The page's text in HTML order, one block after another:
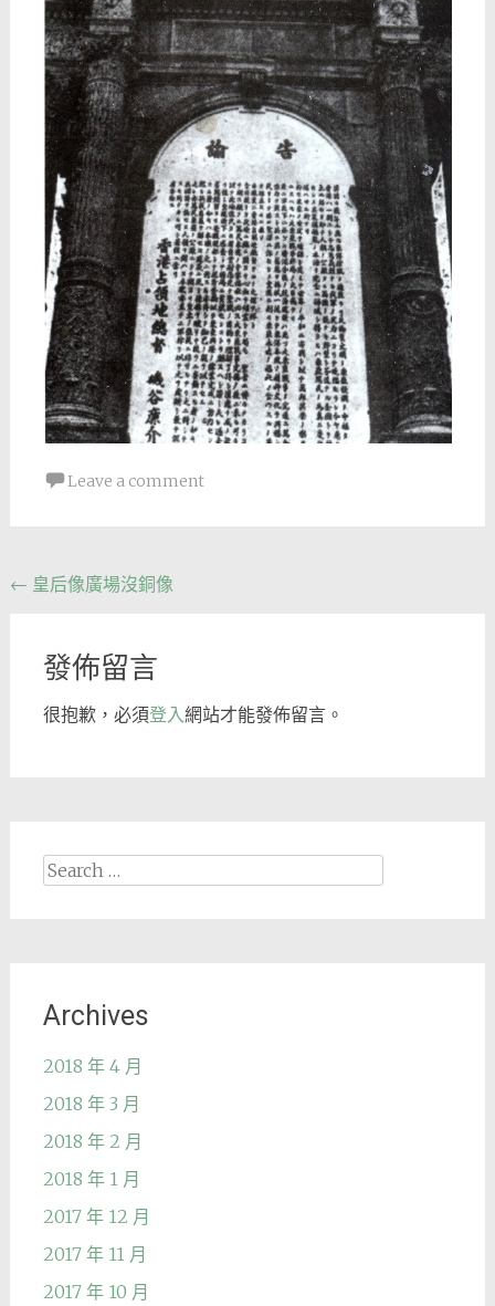
Leave a comment
Post
← 皇后像廣場沒銅像
發佈留言
很抱歉，必須登入網站才能發佈留言。
Search
Archives
2018 年 4 月
2018 年 3 月
2018 年 2 月
2018 年 1 月
2017 年 12 月
2017 年 11 月
2017 年 10 月